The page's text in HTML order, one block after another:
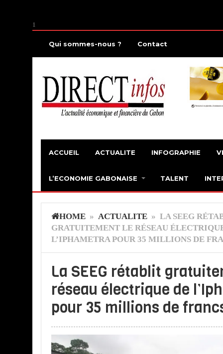
1
Qui sommes-nous ? Contact
ACCUEIL ACTUALITE INFOGRAPHIE
L’ECONOMIE GABONAISE TALENT
HOME » ACTUALITE » LA SEEG
GRATUITEMENT LE RÉSEAU
L’IPHAMETRA POUR 35 MILLIONS DE
La SEEG rétablit
réseau électrique de
pour 35 millions de